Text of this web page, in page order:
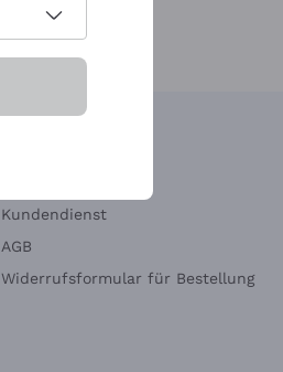
in 3 Raten
Kundendienst
AGB
Widerrufsformular für Bestellung